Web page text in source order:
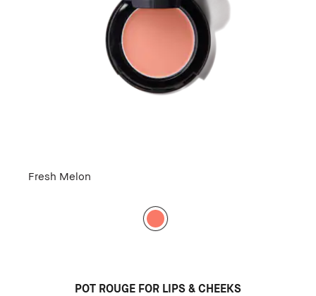
Fresh Melon
POT ROUGE FOR LIPS & CHEEKS